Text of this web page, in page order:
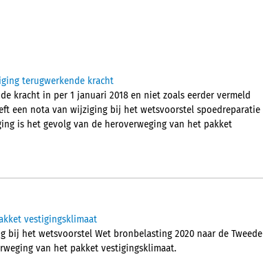
terugwerkende kracht
kracht in per 1 januari 2018 en niet zoals eerder vermeld
een nota van wijziging bij het wetsvoorstel spoedreparatie
is het gevolg van de heroverweging van het pakket
vestigingsklimaat
bij het wetsvoorstel Wet bronbelasting 2020 naar de Tweede
van het pakket vestigingsklimaat.